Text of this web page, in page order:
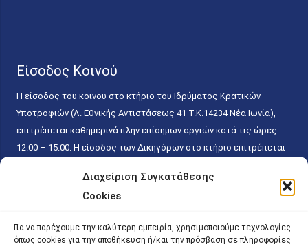
Διαχείριση Συγκατάθεσης
Cookies
Για να παρέχουμε την καλύτερη εμπειρία, χρησιμοποιούμε τεχνολογίες
όπως cookies για την αποθήκευση ή/και την πρόσβαση σε πληροφορίες
Είσοδος Κοινού
Η είσοδος του κοινού στο κτήριο του Ιδρύματος Κρατικών
Υποτροφιών (Λ. Εθνικής Αντιστάσεως 41 T.K.14234 Νέα Ιωνία),
επιτρέπεται καθημερινά πλην επίσημων αργιών κατά τις ώρες
12.00 – 15.00. Η είσοδος των Δικηγόρων στο κτήριο επιτρέπεται
κάθε εργάσιμη ημέρα και ώρα χωρίς κανέναν χρονικό ή άλλο
περιορισμό. Η είσοδος του κοινού ειδικά στο γραφείο του
15.00. Η εξυπηρέτηση του κοινού πραγματοποιείται βάσει των